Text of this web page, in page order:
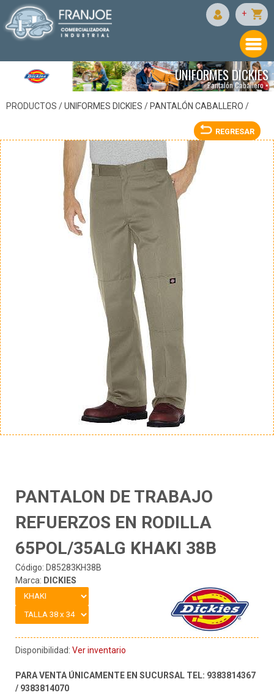
+
UNIFORMES DICKIES
Pantalón Caballero •
PRODUCTOS /UNIFORMES DICKIES / PANTALÓN CABALLERO /
REGRESAR
PANTALON DE TRABAJO
REFUERZOS EN RODILLA
65POL/35ALG KHAKI 38B
Código: D85283KH38B
Marca: DICKIES
Disponibilidad: Ver inventario
PARA VENTA ÚNICAMENTE EN SUCURSAL TEL: 9383814367
/ 9383814070